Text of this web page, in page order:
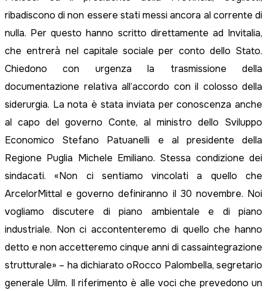
ribadiscono di non essere stati messi ancora al corrente di
nulla. Per questo hanno scritto direttamente ad Invitalia,
che entrerà nel capitale sociale per conto dello Stato.
Chiedono con urgenza la trasmissione della
documentazione relativa all’accordo con il colosso della
siderurgia. La nota è stata inviata per conoscenza anche
al capo del governo Conte, al ministro dello Sviluppo
Economico Stefano Patuanelli e al presidente della
Regione Puglia Michele Emiliano. Stessa condizione dei
sindacati. «Non ci sentiamo vincolati a quello che
ArcelorMittal e governo definiranno il 30 novembre. Noi
vogliamo discutere di piano ambientale e di piano
industriale. Non ci accontenteremo di quello che hanno
detto e non accetteremo cinque anni di cassaintegrazione
strutturale» – ha dichiarato oRocco Palombella, segretario
generale Uilm. Il riferimento è alle voci che prevedono un